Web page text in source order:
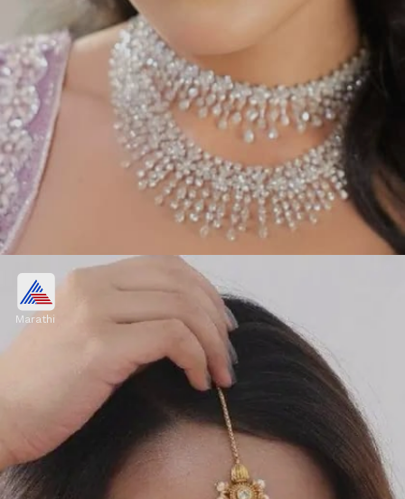
चंद्राच्या स्टाईलचा मांगटिका
आपण १ ग्रॅम डिझाईनमध्ये आपण चंद्राच्या स्टाईलचा मांगटिका
घातल्यावर आकर्षक दिसून याल. आपण फोटोमध्ये सुंदर दिसून याल.
Image credits: social media
Marathi